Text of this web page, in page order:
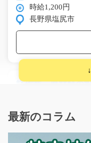
時給1,200円
長野県塩尻市
軽作業 原材料の
オシゴト★ほとんど
時給1000円～
最新のコラム